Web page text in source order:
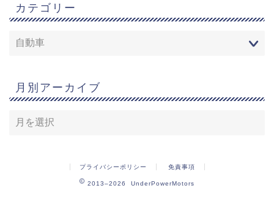
カテゴリー
月別アーカイブ
プライバシーポリシー 免責事項
2013–2026 UnderPowerMotors